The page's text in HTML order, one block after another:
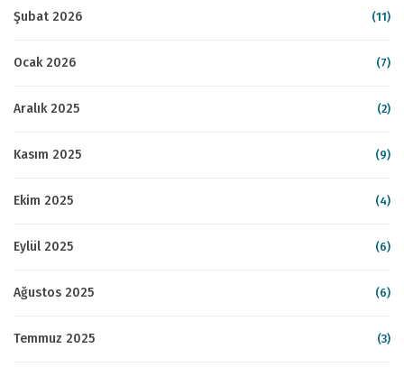
Şubat 2026 (11)
Ocak 2026 (7)
Aralık 2025 (2)
Kasım 2025 (9)
Ekim 2025 (4)
Eylül 2025 (6)
Ağustos 2025 (6)
Temmuz 2025 (3)